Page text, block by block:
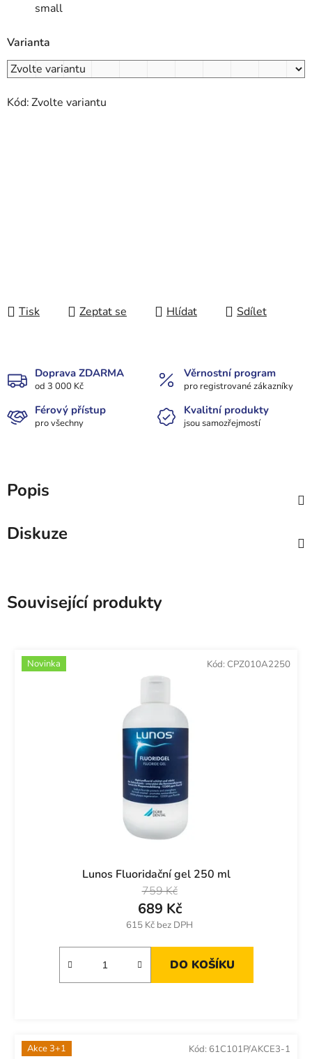
small
Varianta
Kód:Zvolte variantu
Tisk Zeptat se Hlídat Sdílet
Doprava ZDARMA
od 3 000 Kč
Věrnostní program
pro registrované zákazníky
Férový přístup
pro všechny
Kvalitní produkty
jsou samozřejmostí
Popis
Diskuze
Související produkty
Novinka
Lunos Fluoridační gel 250 ml
615 Kč bez DPH
689 Kč
759 Kč
DO KOŠÍKU
Kód: CPZ010A2250
Akce 3+1 Kód: 61C101P/AKCE3-1